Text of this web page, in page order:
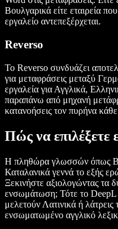
Βουλγαρικά είτε εταιρεία
εργαλείο αντεπεξέρχεται.
Reverso
Το Reverso συνδυάζει
για μεταφράσεις μεταξύ
εργαλεία για Αγγλικά,
παραπάνω από μηχανή
κατανοήσεις τον πυρήνα
Πώς να επιλέξετε
Η πληθώρα γλωσσών όπως
Καταλανικά γεννά το εξής
Ξεκινήστε αξιολογώντας τα
ενσωμάτωση; Τότε το DeepL
μελετούν Λατινικά ή
ενσωματωμένο αγγλικό